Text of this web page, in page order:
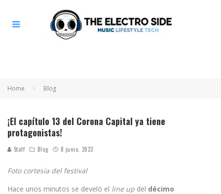
Home Blog
¡El capítulo 13 del Corona Capital ya tiene
protagonistas!
Staff Blog 8 junio, 2023
Foto cortesía del festival
Hace unos minutos se develó el line up del décimo